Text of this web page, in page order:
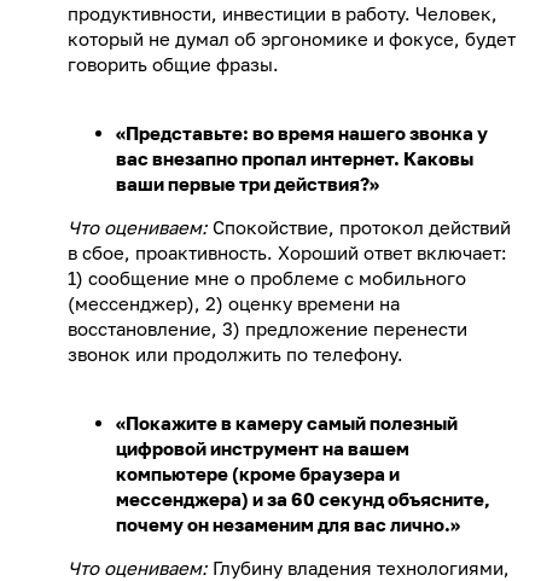
продуктивности, инвестиции в работу. Человек,
который не думал об эргономике и фокусе, будет
говорить общие фразы.
«Представьте: во время нашего звонка у
вас внезапно пропал интернет. Каковы
ваши первые три действия?»
Что оцениваем: Спокойствие, протокол действий
в сбое, проактивность. Хороший ответ включает:
1) сообщение мне о проблеме с мобильного
(мессенджер), 2) оценку времени на
восстановление, 3) предложение перенести
звонок или продолжить по телефону.
«Покажите в камеру самый полезный
цифровой инструмент на вашем
компьютере (кроме браузера и
мессенджера) и за 60 секунд объясните,
почему он незаменим для вас лично.»
Что оцениваем: Глубину владения технологиями,